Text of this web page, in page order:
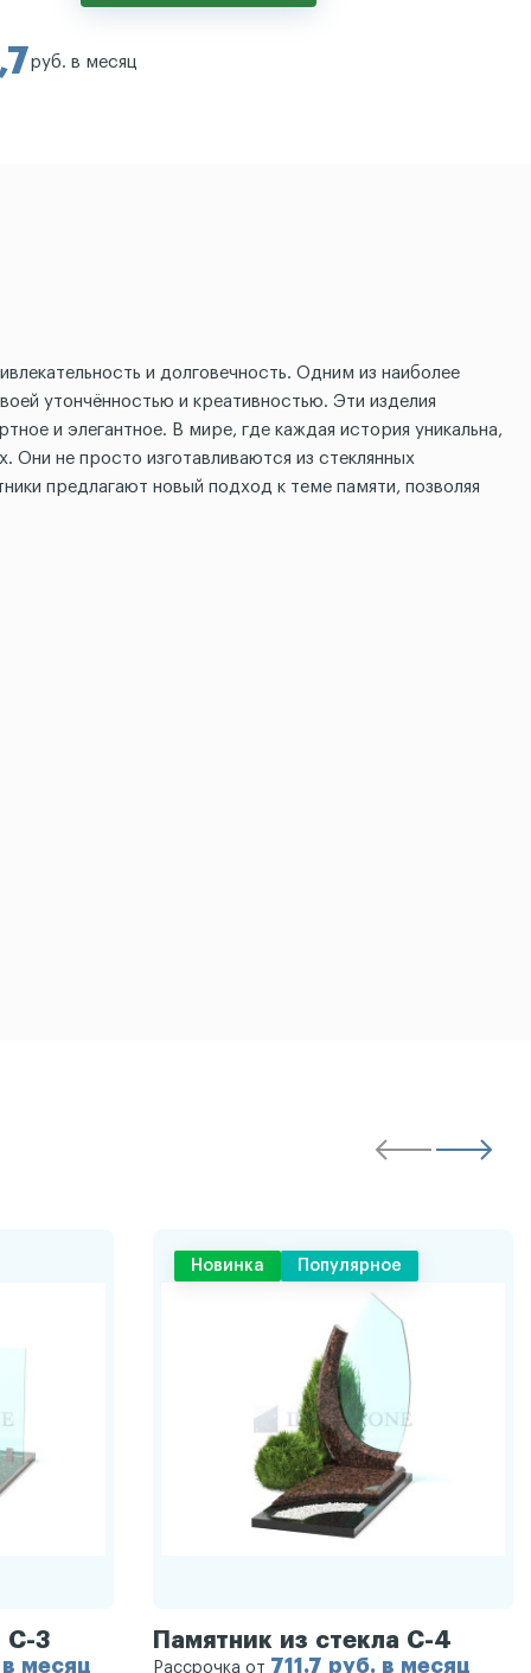
руб. в месяц
и долговечность. Одним из наиболее
утончённостью и креативностью. Эти изделия
и элегантное. В мире, где каждая история уникальна,
Они не просто изготавливаются из стеклянных
предлагают новый подход к теме памяти, позволяя
С-3
месяц
Новинка Популярное
Памятник из стекла С-4
Рассрочка от 711.7 руб. в месяц